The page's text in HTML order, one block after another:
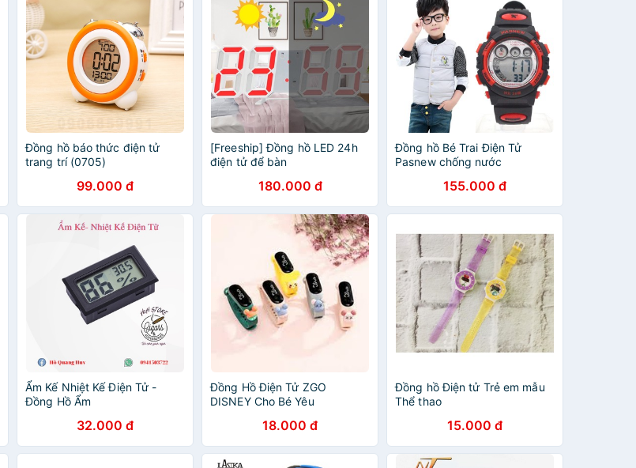
Đồng hồ báo thức điện tử
trang trí (0705)
99.000 đ
[Freeship] Đồng hồ LED 24h
điện tử để bàn
180.000 đ
Đồng hồ Bé Trai Điện Tử
Pasnew chống nước
155.000 đ
Ẩm Kế Nhiệt Kế Điện Tử -
Đồng Hồ Ẩm
32.000 đ
Đồng Hồ Điện Tử ZGO
DISNEY Cho Bé Yêu
18.000 đ
Đồng hồ Điện tử Trẻ em mẫu
Thể thao
15.000 đ